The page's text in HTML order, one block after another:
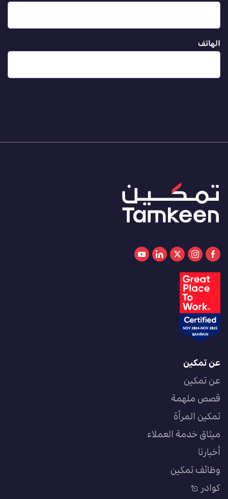
الهاتف
عن تمكين
عن تمكين
قصص ملهمة
تمكين المرأة
ميثاق خدمة العملاء
أخبارنا
وظائف تمكين
كوادر